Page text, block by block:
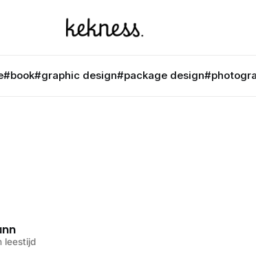
#book#graphic design#package design
leestijd